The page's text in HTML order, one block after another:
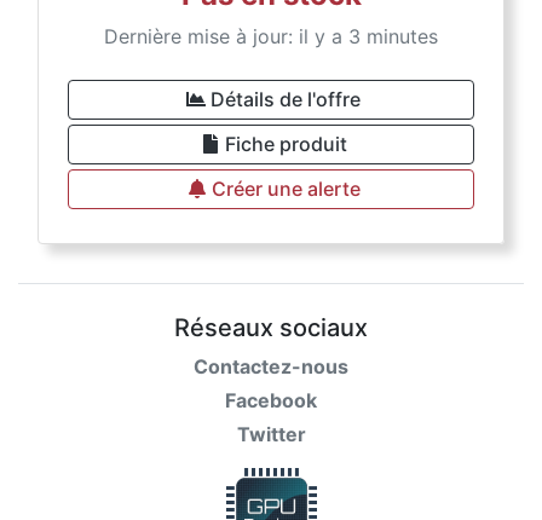
Dernière mise à jour: il y a 3 minutes
Détails de l'offre
Fiche produit
Créer une alerte
Réseaux sociaux
Contactez-nous
Facebook
Twitter